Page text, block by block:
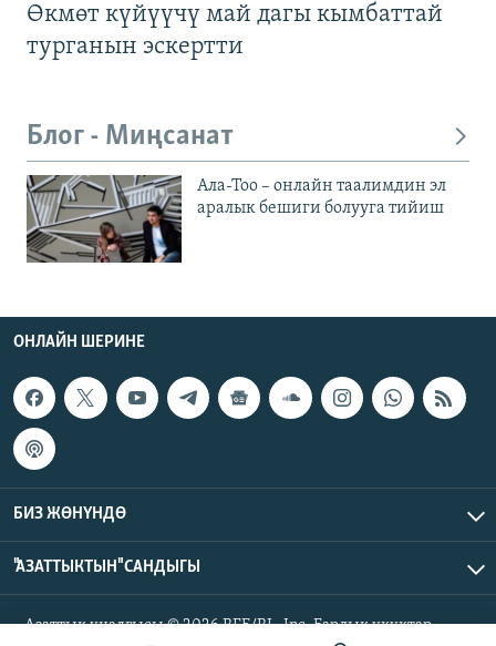
Өкмөт күйүүчү май дагы кымбаттай
турганын эскертти
Блог - Миңсанат
Ала-Тоо – онлайн таалимдин эл
аралык бешиги болууга тийиш
ОНЛАЙН ШЕРИНЕ
БИЗ ЖӨНҮНДӨ
"АЗАТТЫКТЫН" САНДЫГЫ
Азаттык үналгысы © 2026 RFE/RL, Inc. Бардык укуктар